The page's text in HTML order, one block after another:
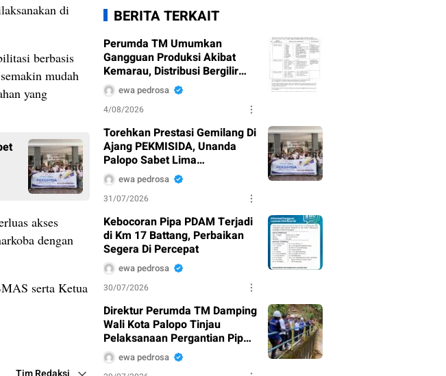
di
berbasis
mudah
yang
akses
dengan
serta Ketua
BERITA TERKAIT
Perumda TM Umumkan
Gangguan Produksi Akibat
Kemarau, Distribusi Bergilir
Diterapkan
ewa pedrosa
4/08/2026
Torehkan Prestasi Gemilang Di
Ajang PEKMISIDA, Unanda
Palopo Sabet Lima
Penghargaan
ewa pedrosa
31/07/2026
Kebocoran Pipa PDAM Terjadi
di Km 17 Battang, Perbaikan
Segera Di Percepat
ewa pedrosa
30/07/2026
Direktur Perumda TM Damping
Wali Kota Palopo Tinjau
Pelaksanaan Pergantian Pipa
Air Baku di Battang
ewa pedrosa